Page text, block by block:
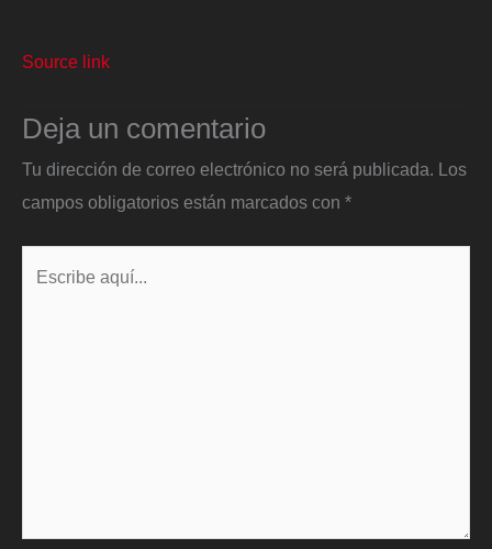
Source link
Deja un comentario
Tu dirección de correo electrónico no será publicada.
Los
campos obligatorios están marcados con *